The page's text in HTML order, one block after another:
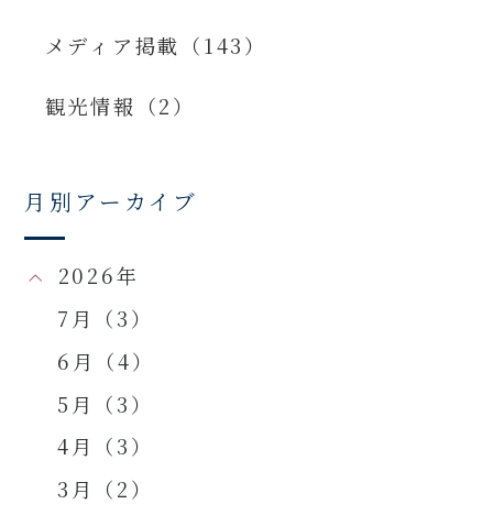
メディア掲載（143）
観光情報（2）
月別アーカイブ
2026年
7月（3）
6月（4）
5月（3）
4月（3）
3月（2）